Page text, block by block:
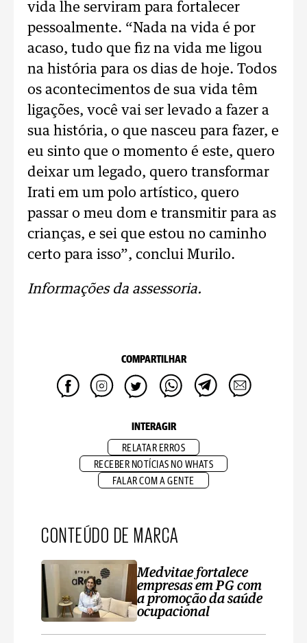
vida lhe serviram para fortalecer
pessoalmente. “Nada na vida é por
acaso, tudo que fiz na vida me ligou
na história para os dias de hoje. Todos
os acontecimentos de sua vida têm
ligações, você vai ser levado a fazer a
sua história, o que nasceu para fazer, e
eu sinto que o momento é este, quero
deixar um legado, quero transformar
Irati em um polo artístico, quero
passar o meu dom e transmitir para as
crianças, e sei que estou no caminho
certo para isso”, conclui Murilo.
Informações da assessoria.
COMPARTILHAR
INTERAGIR
RELATAR ERROS
RECEBER NOTÍCIAS NO WHATS
FALAR COM A GENTE
CONTEÚDO DE MARCA
Medvitae fortalece
empresas em PG com
a promoção da saúde
ocupacional